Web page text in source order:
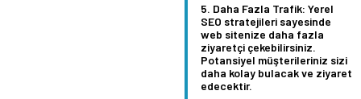
Daha Fazla Trafik: Yerel
SEO stratejileri sayesinde
web sitenize daha fazla
ziyaretçi çekebilirsiniz.
Potansiyel müşterileriniz sizi
daha kolay bulacak ve ziyaret
edecektir.